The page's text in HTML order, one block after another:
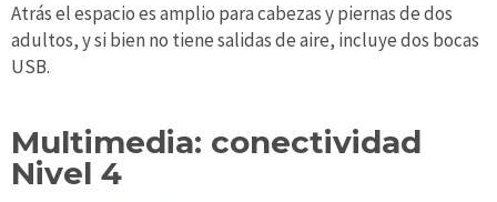
Atrás el espacio es amplio para cabezas y piernas de dos
adultos, y si bien no tiene salidas de aire, incluye dos bocas
USB.
Multimedia: conectividad
Nivel 4